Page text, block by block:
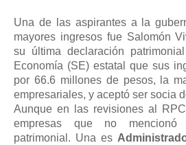
Una de las aspirantes a la
mayores ingresos fue Salomón
su última declaración
Economía (SE) estatal que sus
por 66.6 millones de pesos, la
empresariales, y aceptó ser socia
Aunque en las revisiones al
empresas que no
patrimonial. Una es